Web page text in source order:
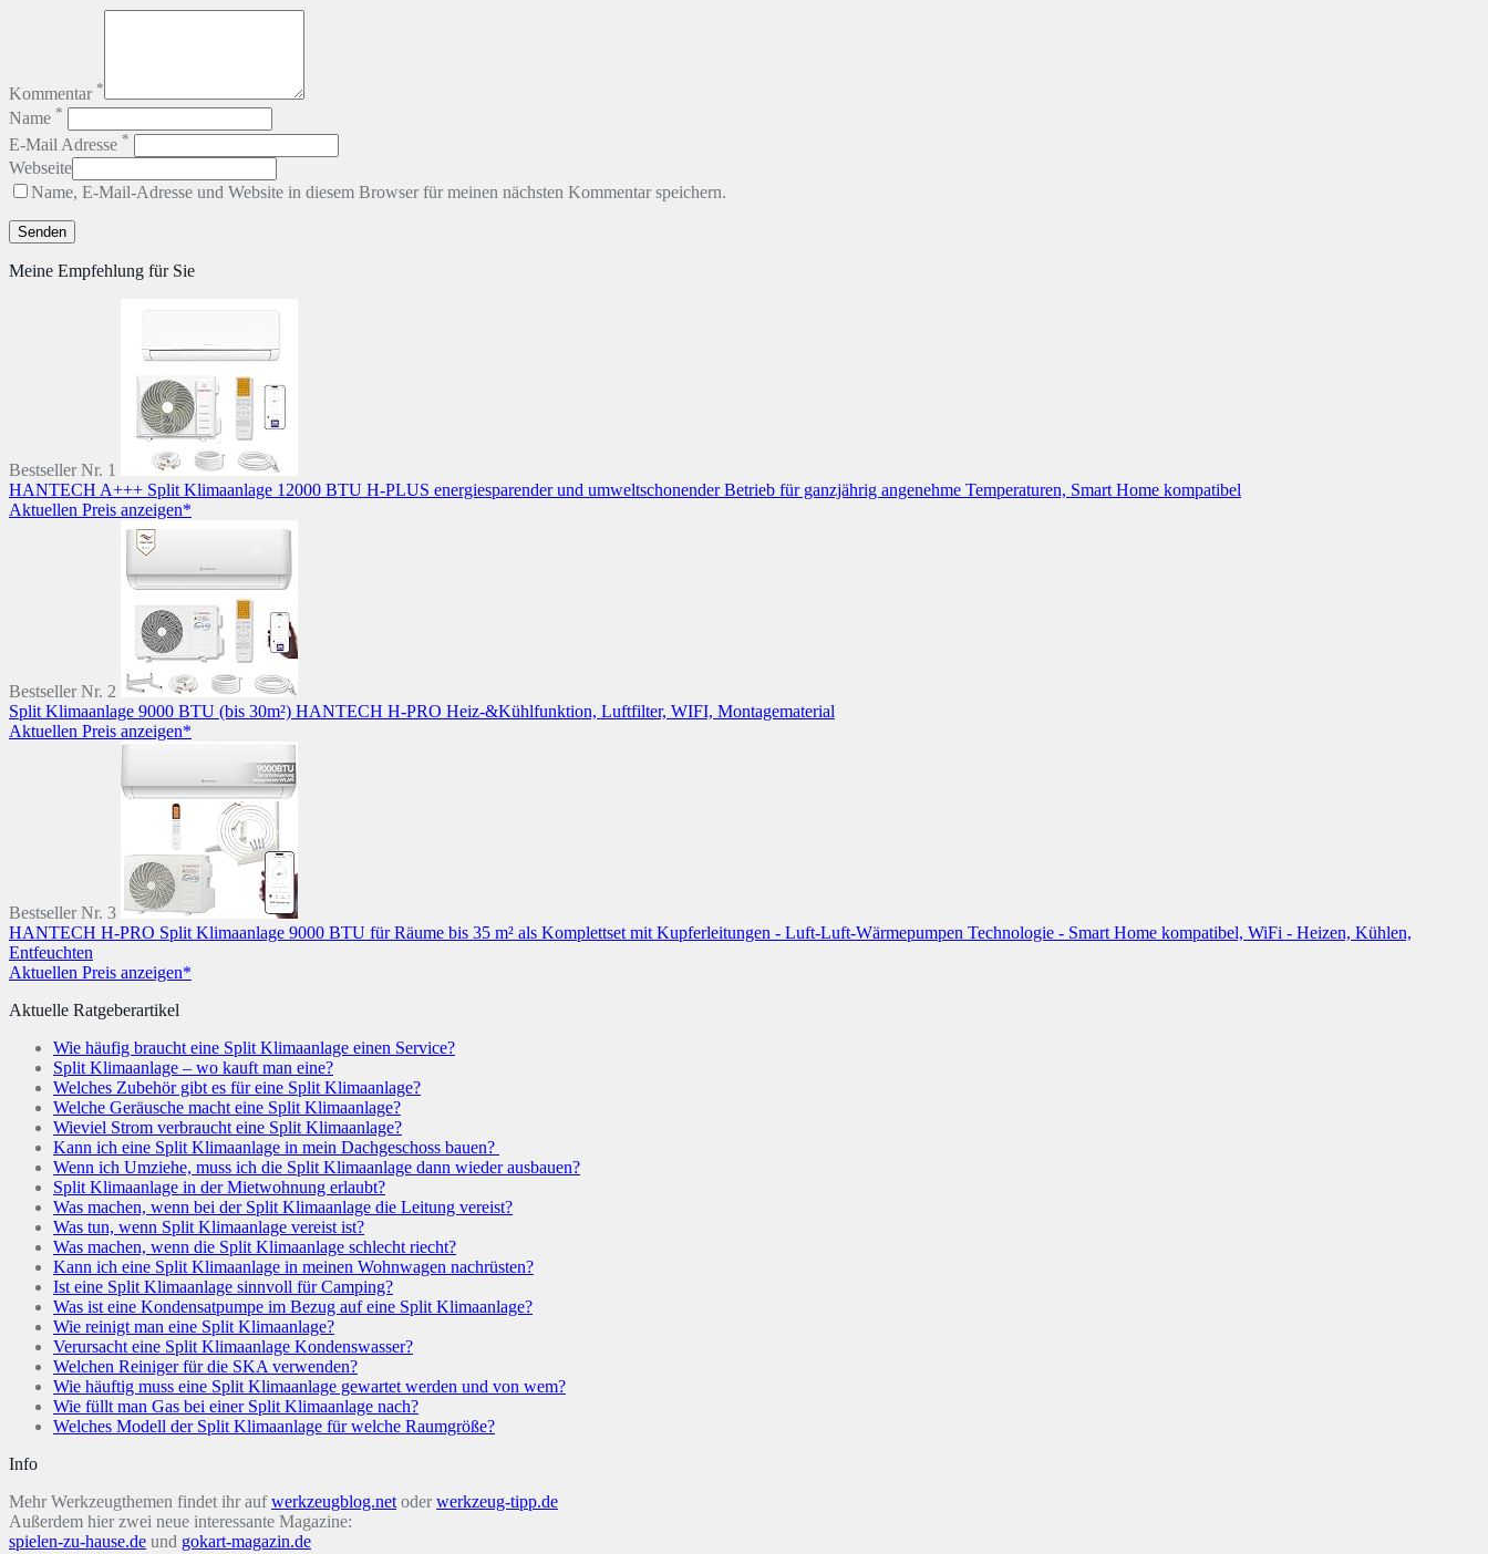
Kommentar *
Name *
E-Mail Adresse *
Webseite
Name, E-Mail-Adresse und Website in diesem Browser für meinen nächsten Kommentar speichern.
Meine Empfehlung für Sie
Bestseller Nr. 1
HANTECH A+++ Split Klimaanlage 12000 BTU H-PLUS energiesparender und umweltschonender Betrieb für ganzjährig angenehme Temperaturen, Smart Home kompatibel
Aktuellen Preis anzeigen*
Bestseller Nr. 2
Split Klimaanlage 9000 BTU (bis 30m²) HANTECH H-PRO Heiz-&Kühlfunktion, Luftfilter, WIFI, Montagematerial
Aktuellen Preis anzeigen*
Bestseller Nr. 3
HANTECH H-PRO Split Klimaanlage 9000 BTU für Räume bis 35 m² als Komplettset mit Kupferleitungen - Luft-Luft-Wärmepumpen Technologie - Smart Home kompatibel, WiFi - Heizen, Kühlen,
Entfeuchten
Aktuellen Preis anzeigen*
Aktuelle Ratgeberartikel
Wie häufig braucht eine Split Klimaanlage einen Service?
Split Klimaanlage – wo kauft man eine?
Welches Zubehör gibt es für eine Split Klimaanlage?
Welche Geräusche macht eine Split Klimaanlage?
Wieviel Strom verbraucht eine Split Klimaanlage?
Kann ich eine Split Klimaanlage in mein Dachgeschoss bauen?
Wenn ich Umziehe, muss ich die Split Klimaanlage dann wieder ausbauen?
Split Klimaanlage in der Mietwohnung erlaubt?
Was machen, wenn bei der Split Klimaanlage die Leitung vereist?
Was tun, wenn Split Klimaanlage vereist ist?
Was machen, wenn die Split Klimaanlage schlecht riecht?
Kann ich eine Split Klimaanlage in meinen Wohnwagen nachrüsten?
Ist eine Split Klimaanlage sinnvoll für Camping?
Was ist eine Kondensatpumpe im Bezug auf eine Split Klimaanlage?
Wie reinigt man eine Split Klimaanlage?
Verursacht eine Split Klimaanlage Kondenswasser?
Welchen Reiniger für die SKA verwenden?
Wie häuftig muss eine Split Klimaanlage gewartet werden und von wem?
Wie füllt man Gas bei einer Split Klimaanlage nach?
Welches Modell der Split Klimaanlage für welche Raumgröße?
Info
Mehr Werkzeugthemen findet ihr aufwerkzeugblog.netoderwerkzeug-tipp.de
Außerdem hier zwei neue interessante Magazine:
spielen-zu-hause.de und gokart-magazin.de